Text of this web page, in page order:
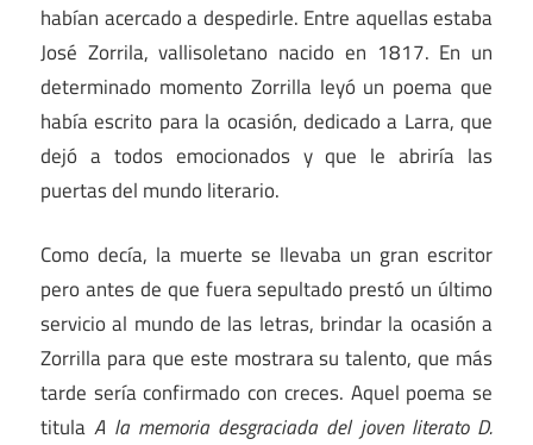
habían acercado a despedirle. Entre aquellas estaba
José Zorrila, vallisoletano nacido en 1817. En un
determinado momento Zorrilla leyó un poema que
había escrito para la ocasión, dedicado a Larra, que
dejó a todos emocionados y que le abriría las
puertas del mundo literario.
Como decía, la muerte se llevaba un gran escritor
pero antes de que fuera sepultado prestó un último
servicio al mundo de las letras, brindar la ocasión a
Zorrilla para que este mostrara su talento, que más
tarde sería confirmado con creces. Aquel poema se
titulaA la memoria desgraciada del joven literato D.